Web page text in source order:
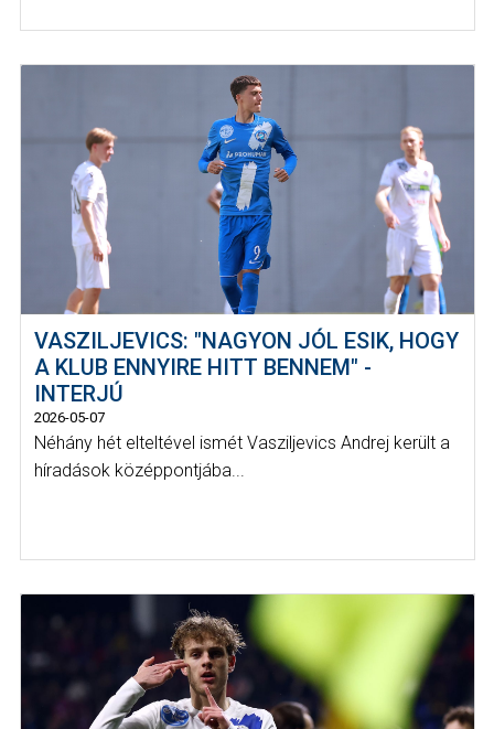
VASZILJEVICS: "NAGYON JÓL ESIK, HOGY
A KLUB ENNYIRE HITT BENNEM" -
INTERJÚ
2026-05-07
Néhány hét elteltével ismét Vasziljevics Andrej került a
híradások középpontjába...